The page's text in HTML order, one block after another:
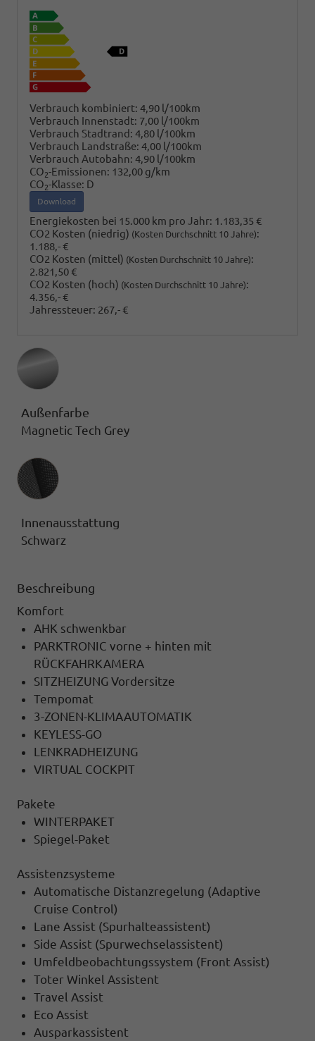
Verbrauch kombiniert: 4,90 l/100km
Verbrauch Innenstadt: 7,00 l/100km
Verbrauch Stadtrand: 4,80 l/100km
Verbrauch Landstraße: 4,00 l/100km
Verbrauch Autobahn: 4,90 l/100km
CO2-Emissionen: 132,00 g/km
CO2-Klasse: D
Download
Energiekosten bei 15.000 km pro Jahr: 1.183,35 €
CO2 Kosten (niedrig) (Kosten Durchschnitt 10 Jahre):
1.188,- €
CO2 Kosten (mittel) (Kosten Durchschnitt 10 Jahre):
2.821,50 €
CO2 Kosten (hoch) (Kosten Durchschnitt 10 Jahre):
4.356,- €
Jahressteuer: 267,- €
Außenfarbe
Magnetic Tech Grey
Innenausstattung
Innenausstattung
Schwarz
Beschreibung
Komfort
AHK schwenkbar
PARKTRONIC vorne + hinten mit
RÜCKFAHRKAMERA
SITZHEIZUNG Vordersitze
Tempomat
3-ZONEN-KLIMAAUTOMATIK
KEYLESS-GO
LENKRADHEIZUNG
VIRTUAL COCKPIT
Pakete
WINTERPAKET
Spiegel-Paket
Assistenzsysteme
Automatische Distanzregelung (Adaptive
Cruise Control)
Lane Assist (Spurhalteassistent)
Side Assist (Spurwechselassistent)
Umfeldbeobachtungssystem (Front Assist)
Toter Winkel Assistent
Travel Assist
Eco Assist
Ausparkassistent